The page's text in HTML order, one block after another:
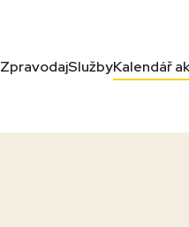
ZpravodajSlužbyKalendář